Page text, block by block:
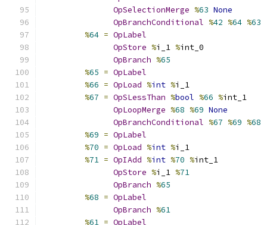
OpSelectionMerge %63 None
OpBranchConditional %42 %64 %63
%64 = OpLabel
OpStore %i_1 %int_0
OpBranch %65
%65 = OpLabel
%66 = OpLoad %int %i_1
%67 = OpSLessThan %bool %66 %int_1
OpLoopMerge %68 %69 None
OpBranchConditional %67 %69 %68
%69 = OpLabel
%70 = OpLoad %int %i_1
%71 = OpIAdd %int %70 %int_1
OpStore %i_1 %71
OpBranch %65
%68 = OpLabel
OpBranch %61
%61 = OpLabel